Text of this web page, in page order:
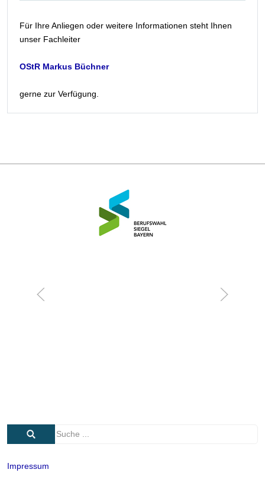
Für Ihre Anliegen oder weitere Informationen steht Ihnen
unser Fachleiter
OStR Markus Büchner
gerne zur Verfügung.
Impressum